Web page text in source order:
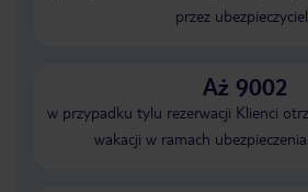
przez
Aż 9002
w przypadku tylu rezerwacji Klienci
wakacji w ramach